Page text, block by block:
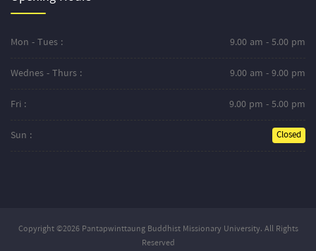
Mon - Tues :
9.00 am - 5.00 pm
Wednes - Thurs :
9.00 am - 9.00 pm
Fri :
9.00 pm - 5.00 pm
Sun :
Closed
Copyright ©2026 Pantapwinttaung Buddhist Missionary University. All Rights
Reserved